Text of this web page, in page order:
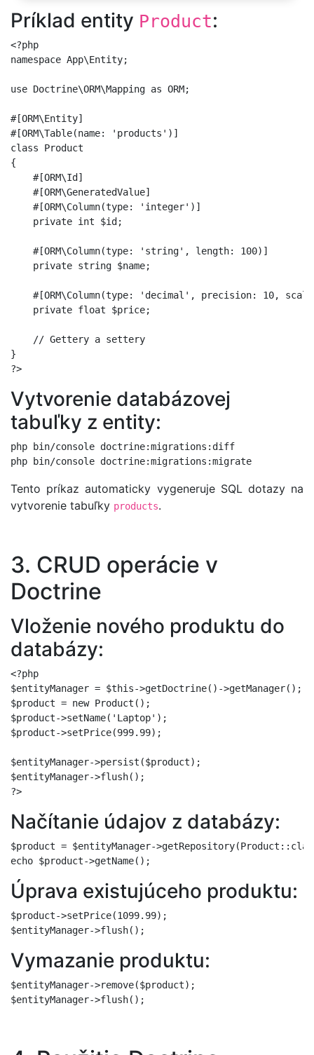
Príklad entity Product:
<?php
namespace App\Entity;
use Doctrine\ORM\Mapping as ORM;
#[ORM\Entity]
#[ORM\Table(name: 'products')]
class Product
{
    #[ORM\Id]
    #[ORM\GeneratedValue]
    #[ORM\Column(type: 'integer')]
    private int $id;
    #[ORM\Column(type: 'string', length: 100)]
    private string $name;
#[ORM\Column(type: 'decimal', precision: 10,
    private float $price;
    // Gettery a settery
}
Vytvorenie databázovej
tabuľky z entity:
php bin/console doctrine:migrations:diff
Tento príkaz automaticky vygeneruje SQL dotazy na
vytvorenie tabuľky products.
3. CRUD operácie v
Doctrine
Vloženie nového produktu do
databázy:
<?php
$entityManager = $this->getDoctrine()->getManager();
$product = new Product();
$product->setName('Laptop');
$product->setPrice(999.99);
$entityManager->persist($product);
$entityManager->flush();
Načítanie údajov z databázy:
$product = $entityManager-
Úprava existujúceho produktu:
$product->setPrice(1099.99);
Vymazanie produktu:
$entityManager->remove($product);